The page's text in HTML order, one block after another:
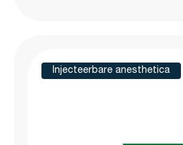
Injecteerbare anesthetica